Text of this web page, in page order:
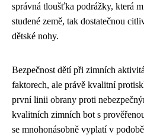
správná tloušťka podrážky, která
studené země, tak dostatečnou
dětské nohy.
Bezpečnost dětí při zimních
faktorech, ale právě kvalitní
první linii obrany proti
kvalitních zimních bot s
se mnohonásobně vyplatí v